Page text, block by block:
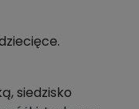
siedzisko